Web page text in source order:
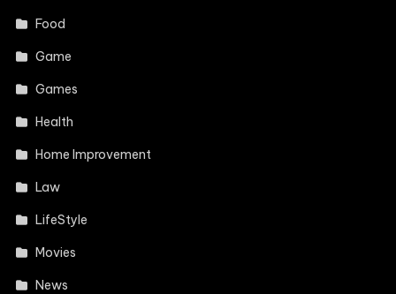
Food
Game
Games
Health
Home Improvement
Law
LifeStyle
Movies
News